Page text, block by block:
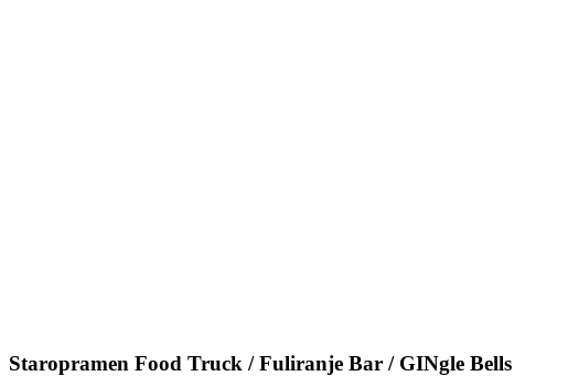
Staropramen Food Truck / Fuliranje Bar / GINgle Bells